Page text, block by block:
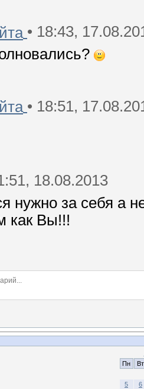
• 18:43,
• 18:51,
18.08.2013
нужно за себя а
как Вы!!!
Пн
Вт
5
6